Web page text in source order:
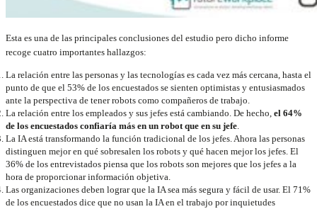
Esta es una de las principales conclusiones del estudio pero dicho informe
recoge cuatro importantes hallazgos:
La relación entre las personas y las tecnologías es cada vez más cercana, hasta el
punto de que el 53% de los encuestados se sienten optimistas y entusiasmados
ante la perspectiva de tener robots como compañeros de trabajo.
La relación entre los empleados y sus jefes está cambiando. De hecho, el 64%
de los encuestados confiaría más en un robot que en su jefe.
La IA está transformando la función tradicional de los jefes. Ahora las personas
distinguen mejor en qué sobresalen los robots y qué hacen mejor los jefes. El
36% de los entrevistados piensa que los robots son mejores que los jefes a la
hora de proporcionar información objetiva.
Las organizaciones deben lograr que la IA sea más segura y fácil de usar. El 71%
de los encuestados dice que no usan la IA en el trabajo por inquietudes